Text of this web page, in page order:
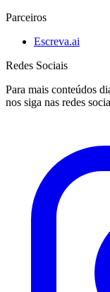
Parceiros
Escreva.ai
Redes Sociais
Para mais conteúdos
nos siga nas redes